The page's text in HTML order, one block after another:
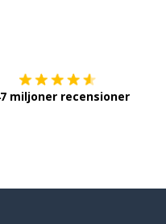
miljoner recensioner